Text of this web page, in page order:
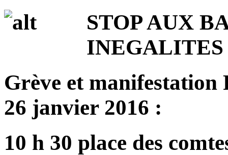
STOP AUX
Grève et
26 janvier 2016 :
10 h 30 place des